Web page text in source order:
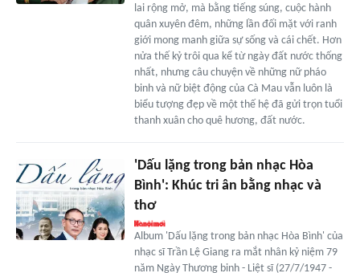
lai rộng mở, mà bằng tiếng súng, cuộc hành
quân xuyên đêm, những lần đối mặt với ranh
giới mong manh giữa sự sống và cái chết. Hơn
nửa thế kỷ trôi qua kể từ ngày đất nước thống
nhất, nhưng câu chuyện về những nữ pháo
binh và nữ biệt động của Cà Mau vẫn luôn là
biểu tượng đẹp về một thế hệ đã gửi trọn tuổi
thanh xuân cho quê hương, đất nước.
'Dấu lặng trong bản nhạc Hòa
Bình': Khúc tri ân bằng nhạc và
thơ
Album 'Dấu lặng trong bản nhạc Hòa Bình' của
nhạc sĩ Trần Lệ Giang ra mắt nhân kỷ niệm 79
năm Ngày Thương binh - Liệt sĩ (27/7/1947 -